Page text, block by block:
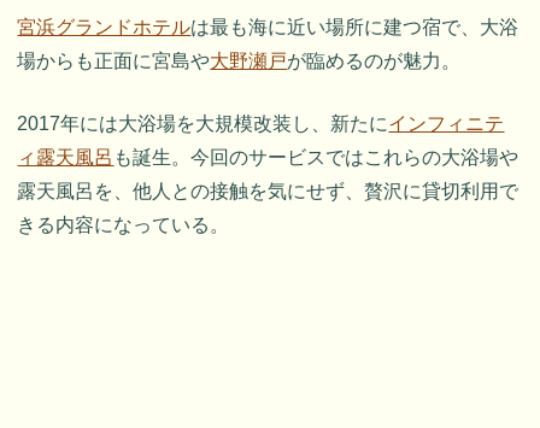
宮浜グランドホテルは最も海に近い場所に建つ宿で、大浴
場からも正面に宮島や大野瀬戸が臨めるのが魅力。
2017年には大浴場を大規模改装し、新たにインフィニテ
ィ露天風呂 も誕生。今回のサービスではこれらの大浴場や
露天風呂を、他人との接触を気にせず、贅沢に貸切利用で
きる内容になっている。